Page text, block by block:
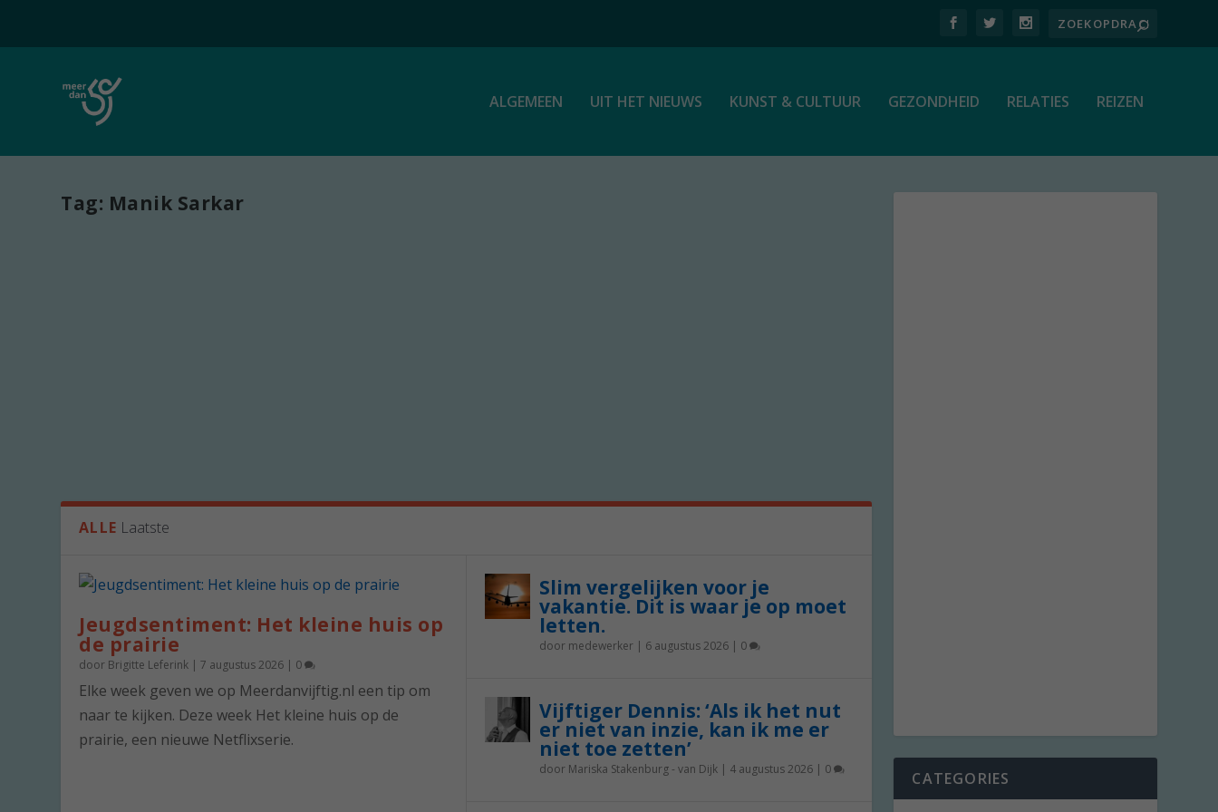
ALGEMEEN UIT HET NIEUWS KUNST & CULTUUR GEZONDHEID RELATIES REIZEN
Tag: Manik Sarkar
ALLE Laatste
Jeugdsentiment: Het kleine huis op
de prairie
door Brigitte Leferink |7 augustus 2026 | 0
Elke week geven we op Meerdanvijftig.nl een tip om
naar te kijken. Deze week Het kleine huis op de
prairie, een nieuwe Netflixserie.
Slim vergelijken voor je
vakantie. Dit is waar je op moet
letten.
door medewerker| 6 augustus 2026| 0
Vijftiger Dennis: ‘Als ik het nut
er niet van inzie, kan ik me er
niet toe zetten’
door Mariska Stakenburg - van Dijk| 4 augustus 2026| 0 CATEGORIES